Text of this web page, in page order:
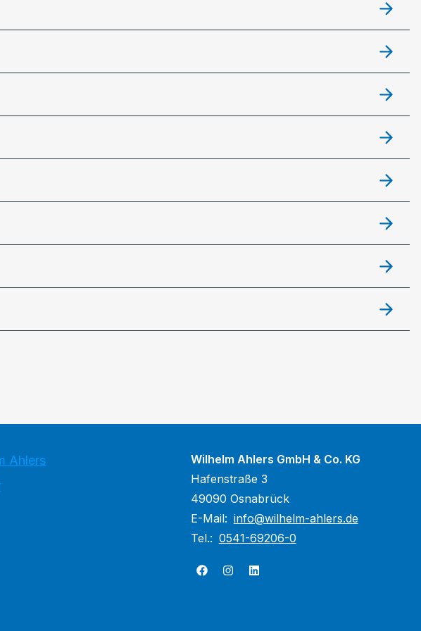
Ahlers
Wilhelm Ahlers GmbH & Co. KG
Hafenstraße 3
49090 Osnabrück
E-Mail: info@wilhelm-ahlers.de
Tel.: 0541-69206-0